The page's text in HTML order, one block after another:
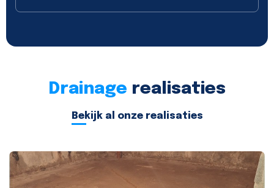
Drainage realisaties
Bekijk al onze realisaties